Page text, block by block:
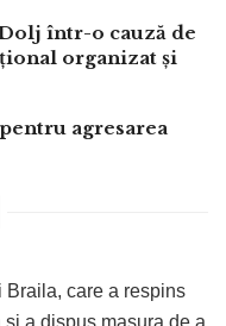
într-o cauză de
organizat și
agresarea
Braila, care a respins
a dispus masura de a